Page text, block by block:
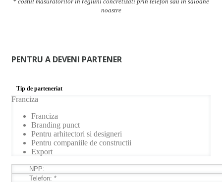
noastre
PENTRU A DEVENI PARTENER
Tip de parteneriat
Franciza
Franciza
Branding punct
Pentru arhitectori si designeri
Pentru companiile de constructii
Export